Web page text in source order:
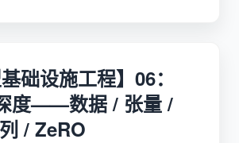
基础设施工程】06：
度——数据 / 张量 /
/ ZeRO